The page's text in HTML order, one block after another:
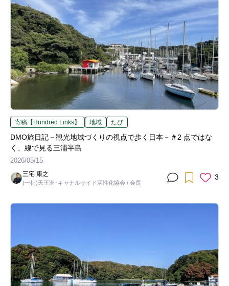
寄稿【Hundred Links】 地域 たび
DMO旅日記－観光地域づくりの視点で歩く日本－＃2 点ではな
く、線で見る三浦半島
2026/05/15
三宅 康之
(一社)天王洲･キャナルサイド活性化協会 / 会長
3